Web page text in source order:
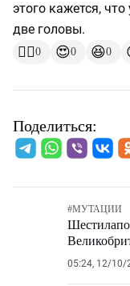
этого кажется,
две головы.
👍🏻0 😍0 😆0
Поделиться:
#МУТАЦИИ
05:24, 12/10/